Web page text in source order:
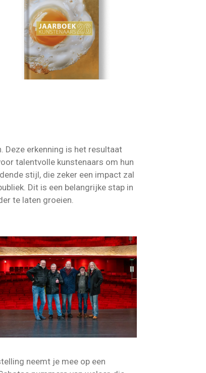
Deze erkenning is het resultaat
talentvolle kunstenaars om hun
stijl, die zeker een impact zal
Dit is een belangrijke stap in
te laten groeien.
neemt je mee op een